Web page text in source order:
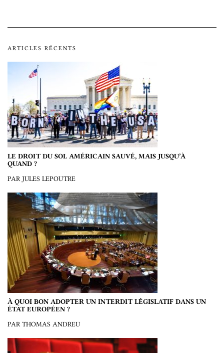
ARTICLES RÉCENTS
LE DROIT DU SOL AMÉRICAIN SAUVÉ, MAIS JUSQU’À
QUAND ?
PAR JULES LEPOUTRE
À QUOI BON ADOPTER UN INTERDIT LÉGISLATIF DANS UN
ÉTAT EUROPÉEN ?
PAR THOMAS ANDREU